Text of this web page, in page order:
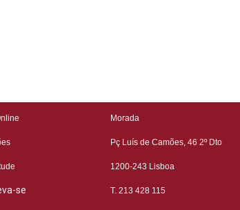
se
Morada
Pç Luís de Camões, 46 2º Dto
1200-243 Lisboa
T. 213 428 115